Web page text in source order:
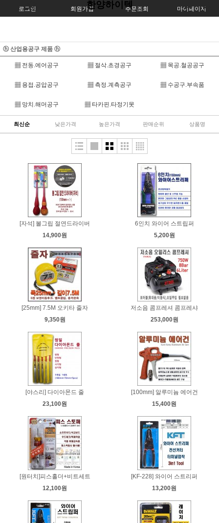
로그인 회원가입 주문조회 마이페이지
한양하이텍
ⓗ 산업용공구 제품 ⓗ
▦ 전동.에어공구 ▦ 절삭.초경공구 ▦ 목공.철공공구
▦ 용접.공압공구 ▦ 측정.계측공구 ▦ 수공구.부속품
▦ 망치.해머공구 ▦ 타카핀.타정기못
최신순 낮은가격 높은가격 판매순위 상품명
[자석] 볼그립 절연드라이버
14,900원
6인치 와이어 스트립퍼
5,200원
[25mm] 7.5M 오키타 줄자
9,350원
저소음 콤프레셔 콤프레샤
253,000원
[야스리] 다이아몬드 줄
23,100원
[100mm] 알루미늄 에어건
15,400원
[원터치]피스홀더+비트세트
12,100원
[KF-228] 와이어 스트리퍼
13,200원